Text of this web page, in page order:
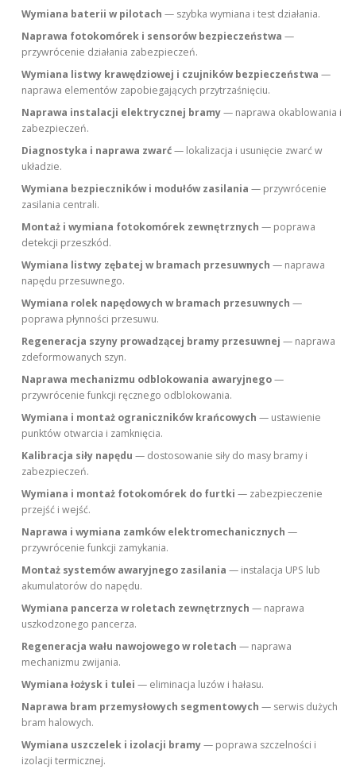
Wymiana baterii w pilotach — szybka wymiana i test działania.
Naprawa fotokomórek i sensorów bezpieczeństwa —
przywrócenie działania zabezpieczeń.
Wymiana listwy krawędziowej i czujników bezpieczeństwa —
naprawa elementów zapobiegających przytrzaśnięciu.
Naprawa instalacji elektrycznej bramy— naprawa okablowania i
zabezpieczeń.
Diagnostyka i naprawa zwarć— lokalizacja i usunięcie zwarć w
układzie.
Wymiana bezpieczników i modułów zasilania — przywrócenie
zasilania centrali.
Montaż i wymiana fotokomórek zewnętrznych — poprawa
detekcji przeszkód.
Wymiana listwy zębatej w bramach przesuwnych — naprawa
napędu przesuwnego.
Wymiana rolek napędowych w bramach przesuwnych —
poprawa płynności przesuwu.
Regeneracja szyny prowadzącej bramy przesuwnej — naprawa
zdeformowanych szyn.
Naprawa mechanizmu odblokowania awaryjnego—
przywrócenie funkcji ręcznego odblokowania.
Wymiana i montaż ograniczników krańcowych — ustawienie
punktów otwarcia i zamknięcia.
Kalibracja siły napędu — dostosowanie siły do masy bramy i
zabezpieczeń.
Wymiana i montaż fotokomórek do furtki — zabezpieczenie
przejść i wejść.
Naprawa i wymiana zamków elektromechanicznych —
przywrócenie funkcji zamykania.
Montaż systemów awaryjnego zasilania — instalacja UPS lub
akumulatorów do napędu.
Wymiana pancerza w roletach zewnętrznych — naprawa
uszkodzonego pancerza.
Regeneracja wału nawojowego w roletach — naprawa
mechanizmu zwijania.
Wymiana łożysk i tulei — eliminacja luzów i hałasu.
Naprawa bram przemysłowych segmentowych — serwis dużych
bram halowych.
Wymiana uszczelek i izolacji bramy— poprawa szczelności i
izolacji termicznej.